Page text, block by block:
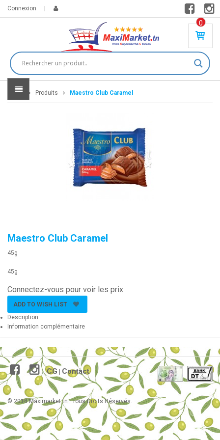
Connexion
0
PR
DU
IT(
S)
Home Produits Maestro Club Caramel
Maestro Club Caramel
45g
45g
Connectez-vous pour voir les prix
ADD TO WISH LIST
Description
Information complémentaire
CG Contact
© 2018 Maximarket.tn . Tous Droits Réservés.